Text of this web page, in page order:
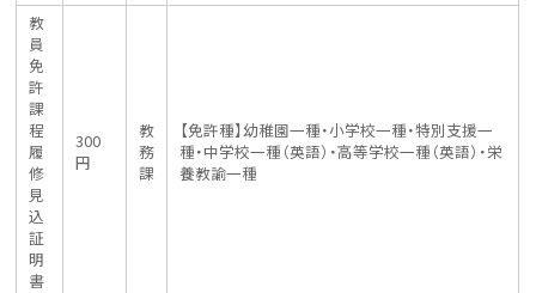
教
員
免
許
課
程
履
修
見
込
証
明
書
300
円
教
務
課
【免許種】幼稚園一種・小学校一種・特別支援一
種・中学校一種（英語）・高等学校一種（英語）・栄
養教諭一種